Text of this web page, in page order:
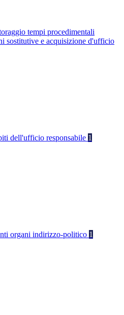
tempi procedimentali
sostitutive e acquisizione d'ufficio
dell'ufficio responsabile 1
organi indirizzo-politico 1